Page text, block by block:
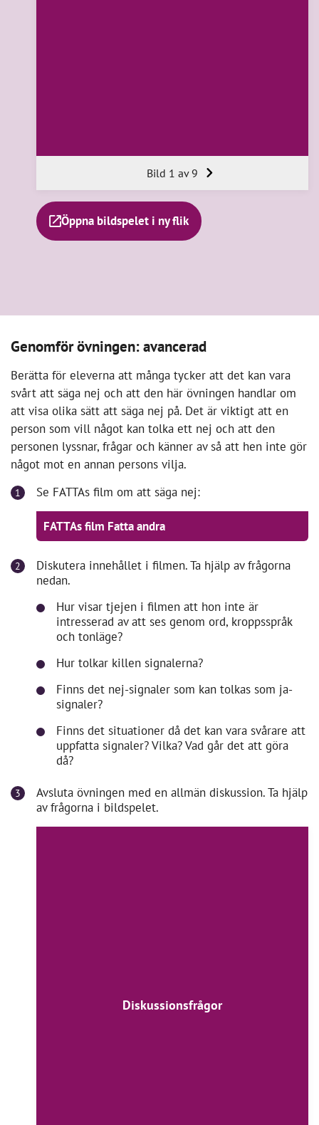
Bild 1 av 9
Öppna bildspelet i ny flik
Genomför övningen: avancerad
Berätta för eleverna att många tycker att det kan vara
svårt att säga nej och att den här övningen handlar om
att visa olika sätt att säga nej på. Det är viktigt att en
person som vill något kan tolka ett nej och att den
personen lyssnar, frågar och känner av så att hen inte gör
något mot en annan persons vilja.
Se FATTAs film om att säga nej:
För att spela videon behöver du
acceptera cookies för marknadsföring.
Acceptera
FATTAs film Fatta andra
Diskutera innehållet i filmen. Ta hjälp av frågorna
nedan.
Hur visar tjejen i filmen att hon inte är
intresserad av att ses genom ord, kroppsspråk
och tonläge?
Hur tolkar killen signalerna?
Finns det nej-signaler som kan tolkas som ja-
signaler?
Finns det situationer då det kan vara svårare att
uppfatta signaler? Vilka? Vad går det att göra
då?
Avsluta övningen med en allmän diskussion. Ta hjälp
av frågorna i bildspelet.
Diskussionsfrågor